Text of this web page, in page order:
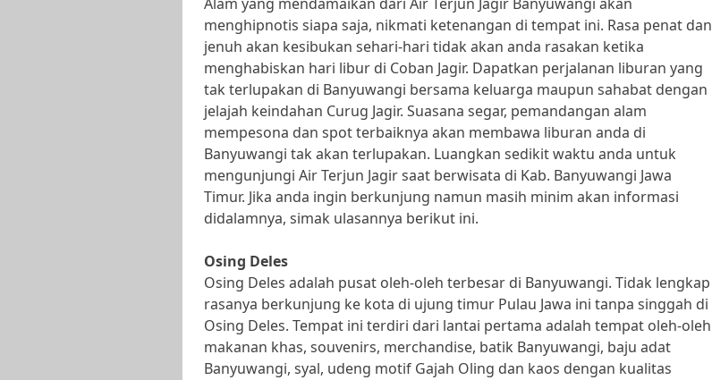
Alam yang mendamaikan dari Air Terjun Jagir Banyuwangi akan
menghipnotis siapa saja, nikmati ketenangan di tempat ini. Rasa penat dan
jenuh akan kesibukan sehari-hari tidak akan anda rasakan ketika
menghabiskan hari libur di Coban Jagir. Dapatkan perjalanan liburan yang
tak terlupakan di Banyuwangi bersama keluarga maupun sahabat dengan
jelajah keindahan Curug Jagir. Suasana segar, pemandangan alam
mempesona dan spot terbaiknya akan membawa liburan anda di
Banyuwangi tak akan terlupakan. Luangkan sedikit waktu anda untuk
mengunjungi Air Terjun Jagir saat berwisata di Kab. Banyuwangi Jawa
Timur. Jika anda ingin berkunjung namun masih minim akan informasi
didalamnya, simak ulasannya berikut ini.
Osing Deles
Osing Deles adalah pusat oleh-oleh terbesar di Banyuwangi. Tidak lengkap
rasanya berkunjung ke kota di ujung timur Pulau Jawa ini tanpa singgah di
Osing Deles. Tempat ini terdiri dari lantai pertama adalah tempat oleh-oleh
makanan khas, souvenirs, merchandise, batik Banyuwangi, baju adat
Banyuwangi, syal, udeng motif Gajah Oling dan kaos dengan kualitas